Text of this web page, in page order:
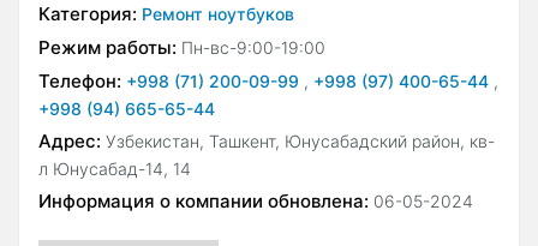
Категория: Ремонт ноутбуков
Режим работы: Пн-вс-9:00-19:00
Телефон: +998 (71) 200-09-99 , +998 (97) 400-65-44 ,
+998 (94) 665-65-44
Адрес: Узбекистан, Ташкент, Юнусабадский район, кв-
л Юнусабад-14, 14
Информация о компании обновлена: 06-05-2024